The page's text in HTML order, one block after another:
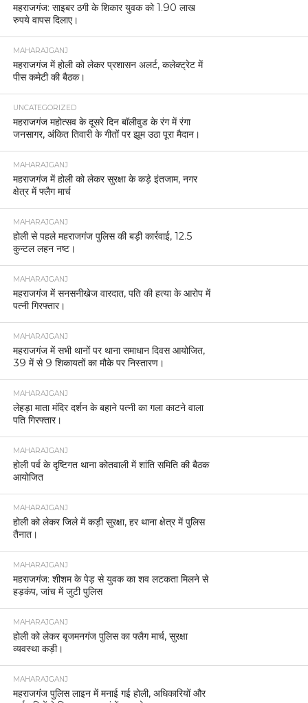
महराजगंज: साइबर ठगी के शिकार युवक को 1.90 लाख
रुपये वापस दिलाए।
MAHARAJGANJ
महराजगंज में होली को लेकर प्रशासन अलर्ट, कलेक्ट्रेट में
पीस कमेटी की बैठक।
UNCATEGORIZED
महराजगंज महोत्सव के दूसरे दिन बॉलीवुड के रंग में रंगा
जनसागर, अंकित तिवारी के गीतों पर झूम उठा पूरा मैदान।
MAHARAJGANJ
महराजगंज में होली को लेकर सुरक्षा के कड़े इंतजाम, नगर
क्षेत्र में फ्लैग मार्च
MAHARAJGANJ
होली से पहले महराजगंज पुलिस की बड़ी कार्रवाई, 12.5
कुन्टल लहन नष्ट।
MAHARAJGANJ
महराजगंज में सनसनीखेज वारदात, पति की हत्या के आरोप में
पत्नी गिरफ्तार।
MAHARAJGANJ
महराजगंज में सभी थानों पर थाना समाधान दिवस आयोजित,
39 में से 9 शिकायतों का मौके पर निस्तारण।
MAHARAJGANJ
लेहड़ा माता मंदिर दर्शन के बहाने पत्नी का गला काटने वाला
पति गिरफ्तार।
MAHARAJGANJ
होली पर्व के दृष्टिगत थाना कोतवाली में शांति समिति की बैठक
आयोजित
MAHARAJGANJ
होली को लेकर जिले में कड़ी सुरक्षा, हर थाना क्षेत्र में पुलिस
तैनात।
MAHARAJGANJ
महराजगंज: शीशम के पेड़ से युवक का शव लटकता मिलने से
हड़कंप, जांच में जुटी पुलिस
MAHARAJGANJ
होली को लेकर बृजमनगंज पुलिस का फ्लैग मार्च, सुरक्षा
व्यवस्था कड़ी।
MAHARAJGANJ
महराजगंज पुलिस लाइन में मनाई गई होली, अधिकारियों और